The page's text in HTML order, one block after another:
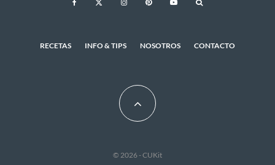
RECETAS INFO & TIPS NOSOTROS CONTACTO
© 2026 - CUKit